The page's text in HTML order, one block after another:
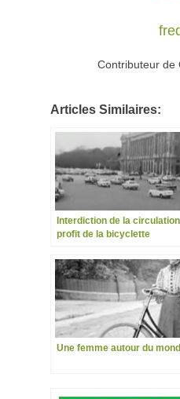
Contributeur de
Articles Similaires:
Interdiction de la
profit de la bicyclette
Une femme autour du